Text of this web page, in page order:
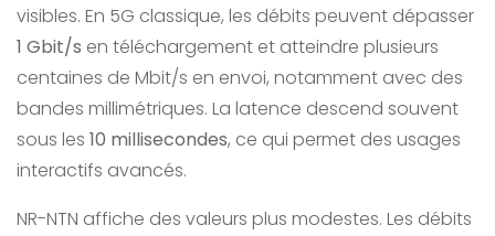
visibles. En 5G classique, les débits peuvent dépasser
1 Gbit/s en téléchargement et atteindre plusieurs
centaines de Mbit/s en envoi, notamment avec des
bandes millimétriques. La latence descend souvent
sous les 10 millisecondes, ce qui permet des usages
interactifs avancés.
NR-NTN affiche des valeurs plus modestes. Les débits